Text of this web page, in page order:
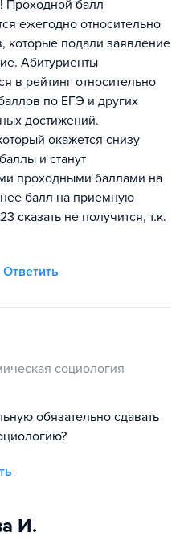
Проходной балл
ежегодно относительно
которые подали заявление
Абитуриенты
в рейтинг относительно
по ЕГЭ и других
достижений.
окажется снизу
и станут
проходными баллами на
балл на приемную
сказать не получится, т.к.
Ответить
социология
обязательно сдавать
И.